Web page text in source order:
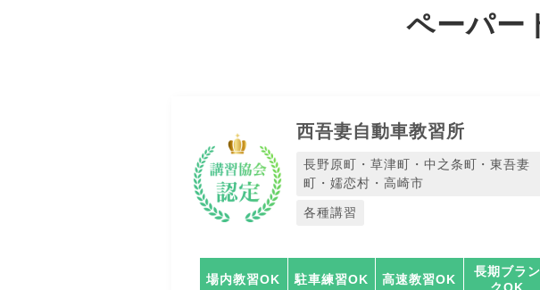
ペーパー
西吾妻自動車教習所
長野原町・草津町・中之条町・東吾妻
町・嬬恋村・高崎市
各種講習
場内教習OK 駐車練習OK 高速教習OK
長期ブラン